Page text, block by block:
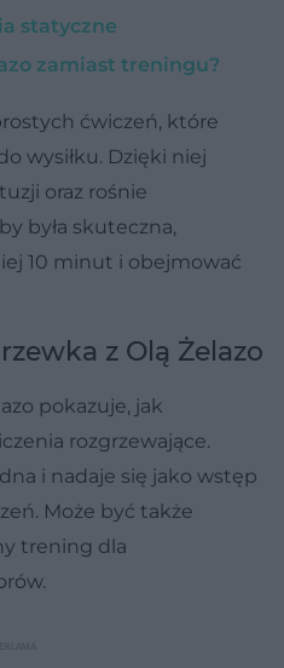
statyczne
zamiast treningu?
ćwiczeń, które
wysiłku. Dzięki niej
oraz rośnie
była skuteczna,
10 minut i obejmować
z Olą Żelazo
pokazuje, jak
rozgrzewające.
i nadaje się jako wstęp
Może być także
trening dla